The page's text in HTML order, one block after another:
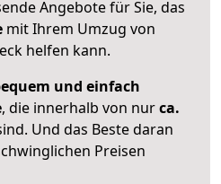
Angebote für Sie, das
mit Ihrem Umzug von
helfen kann.
und einfach
, die innerhalb von nurca.
Und das Beste daran
Preisen